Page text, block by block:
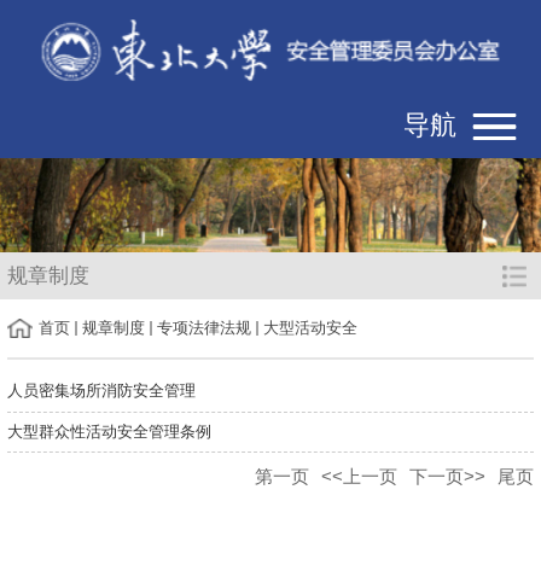
导航
规章制度
首页 规章制度 专项法律法规 大型活动安全
人员密集场所消防安全管理
大型群众性活动安全管理条例
第一页 <<上一页 下一页>> 尾页